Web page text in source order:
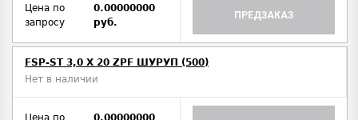
Цена по
запросу
0.00000000
руб.
ПРЕДЗАКАЗ
FSP-ST 3,0 X 20 ZPF ШУРУП (500)
Нет в наличии